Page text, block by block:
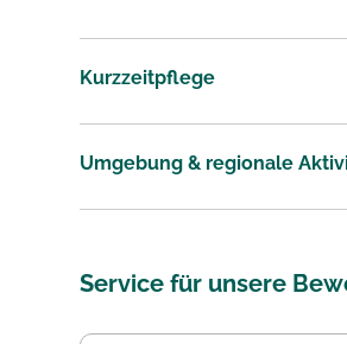
Kurzzeitpflege
Umgebung & regionale
Service für unsere